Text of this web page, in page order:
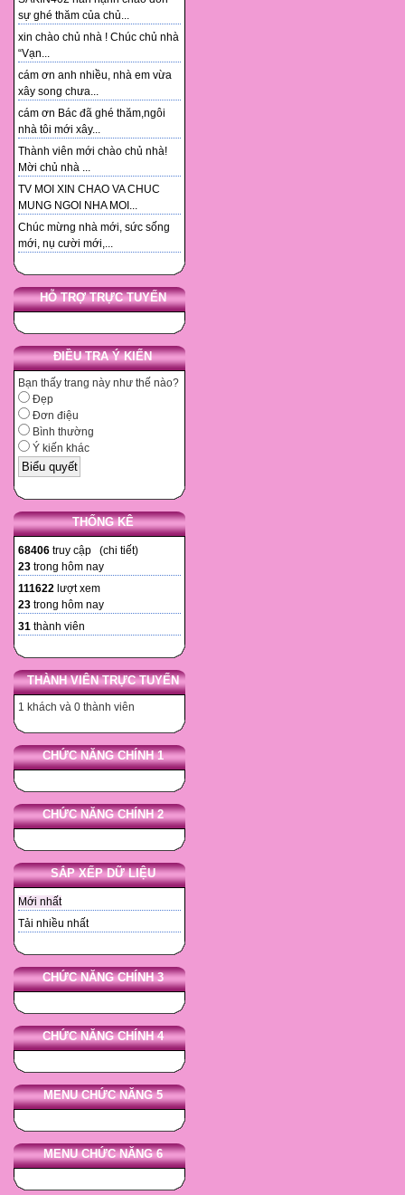
sự ghé thăm của chủ...
xin chào chủ nhà ! Chúc chủ nhà
“Vạn...
cám ơn anh nhiều, nhà em vừa
xây song chưa...
cám ơn Bác đã ghé thăm,ngôi
nhà tôi mới xây...
Thành viên mới chào chủ nhà!
Mời chủ nhà ...
TV MOI XIN CHAO VA CHUC
MUNG NGOI NHA MOI...
Chúc mừng nhà mới, sức sống
mới, nụ cười mới,...
HỖ TRỢ TRỰC TUYẾN
ĐIỀU TRA Ý KIẾN
Bạn thấy trang này như thế nào?
Đẹp
Đơn điệu
Bình thường
Ý kiến khác
THỐNG KÊ
68406 truy cập (chi tiết)
23 trong hôm nay
111622 lượt xem
23 trong hôm nay
31 thành viên
THÀNH VIÊN TRỰC TUYẾN
1 khách và 0 thành viên
CHỨC NĂNG CHÍNH 1
CHỨC NĂNG CHÍNH 2
SẮP XẾP DỮ LIỆU
Mới nhất
Tải nhiều nhất
CHỨC NĂNG CHÍNH 3
CHỨC NĂNG CHÍNH 4
MENU CHỨC NĂNG 5
MENU CHỨC NĂNG 6